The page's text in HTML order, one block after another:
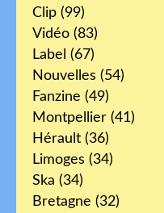
Clip (99)
Vidéo (83)
Label (67)
Nouvelles (54)
Fanzine (49)
Montpellier (41)
Hérault (36)
Limoges (34)
Ska (34)
Bretagne (32)